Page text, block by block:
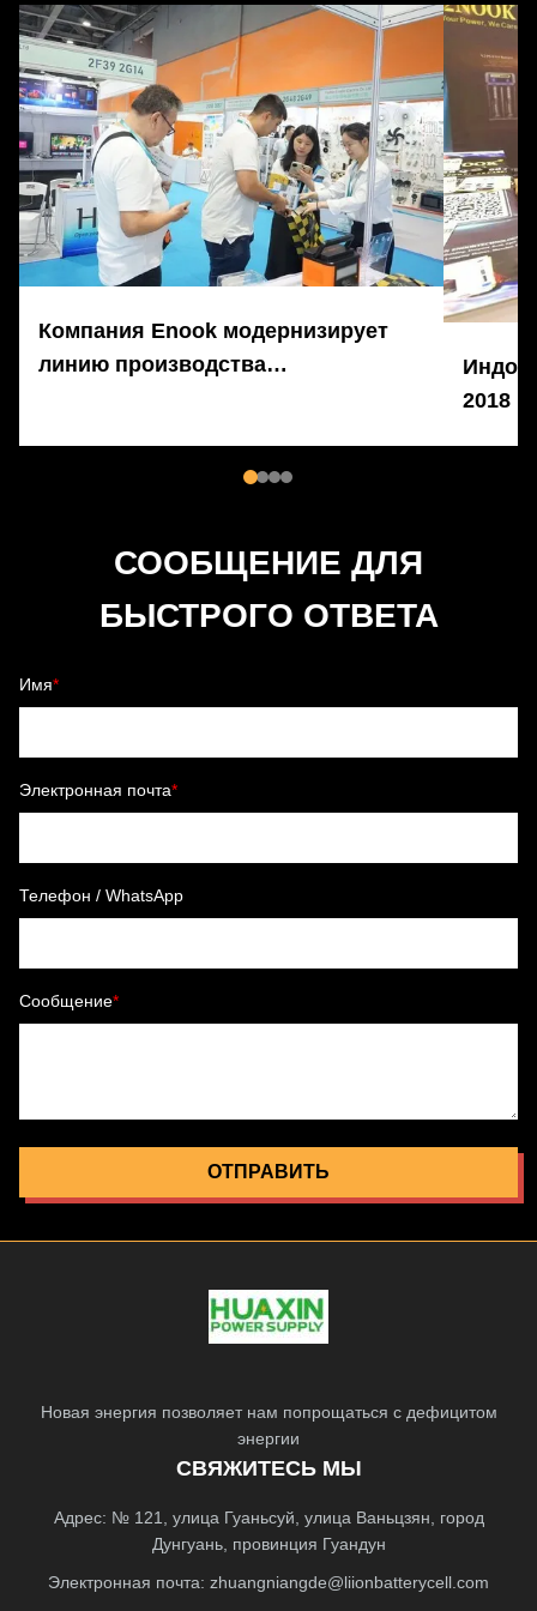
Компания Enook модернизирует
линию производства
2018
СООБЩЕНИЕ ДЛЯ
БЫСТРОГО ОТВЕТА
Имя*
Электронная почта*
Телефон / WhatsApp
Сообщение*
ОТПРАВИТЬ
Новая энергия позволяет нам попрощаться с дефицитом
энергии
СВЯЖИТЕСЬ МЫ
Адрес: № 121, улица Гуаньсуй, улица Ваньцзян, город
Дунгуань, провинция Гуандун
Электронная почта: zhuangniangde@liionbatterycell.com